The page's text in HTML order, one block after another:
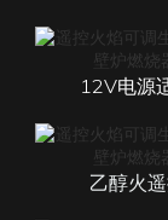
12V电源
乙醇火